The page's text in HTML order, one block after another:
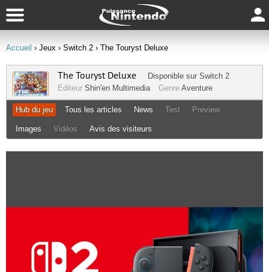
Accueil › Jeux › Switch 2 › The Touryst Deluxe
The Touryst Deluxe Disponible sur Switch 2
Editeur Shin'en Multimedia Genre Aventure
Hub du jeu Tous les articles News Test Preview
Images Vidéos Avis des visiteurs